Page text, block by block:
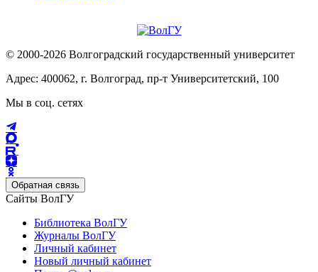
© 2000-2026 Волгоградский государственный университет
Адрес: 400062, г. Волгоград, пр-т Университетский, 100
Мы в соц. сетях
Обратная связь
Сайты ВолГУ
Библиотека ВолГУ
Журналы ВолГУ
Личный кабинет
Новый личный кабинет